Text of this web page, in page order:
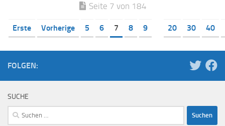
Seite 7 von 184
Erste Vorherige 5 6 7 8 9 20 30 40
FOLGEN:
SUCHE
Suchen
nach: